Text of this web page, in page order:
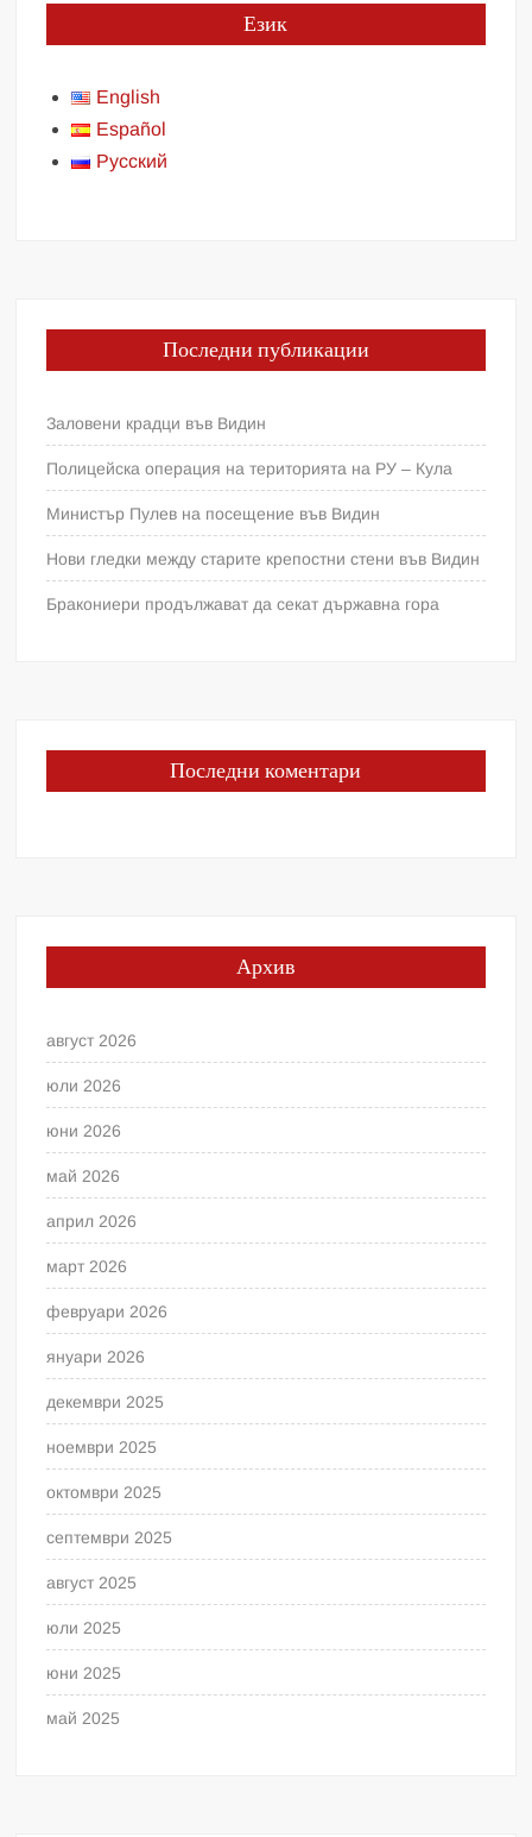
Език
English
Español
Русский
Последни публикации
Заловени крадци във Видин
Полицейска операция на територията на РУ – Кула
Министър Пулев на посещение във Видин
Нови гледки между старите крепостни стени във Видин
Бракониери продължават да секат държавна гора
Последни коментари
Архив
август 2026
юли 2026
юни 2026
май 2026
април 2026
март 2026
февруари 2026
януари 2026
декември 2025
ноември 2025
октомври 2025
септември 2025
август 2025
юли 2025
юни 2025
май 2025